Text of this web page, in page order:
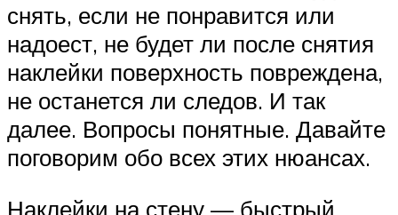
снять, если не понравится или
надоест, не будет ли после снятия
наклейки поверхность повреждена,
не останется ли следов. И так
далее. Вопросы понятные. Давайте
поговорим обо всех этих нюансах.
Наклейки на стену — быстрый